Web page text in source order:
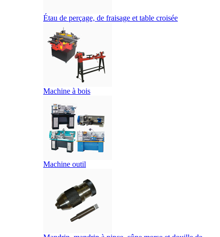
Étau de perçage, de fraisage et table croisée
Machine à bois
Machine outil